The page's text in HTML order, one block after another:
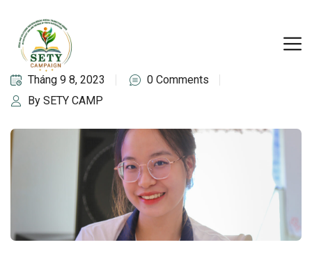
Tháng 9 8, 2023
0 Comments
By SETY CAMP